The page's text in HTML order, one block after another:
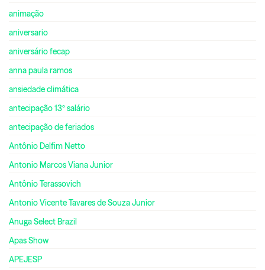
animação
aniversario
aniversário fecap
anna paula ramos
ansiedade climática
antecipação 13º salário
antecipação de feriados
Antônio Delfim Netto
Antonio Marcos Viana Junior
Antônio Terassovich
Antonio Vicente Tavares de Souza Junior
Anuga Select Brazil
Apas Show
APEJESP